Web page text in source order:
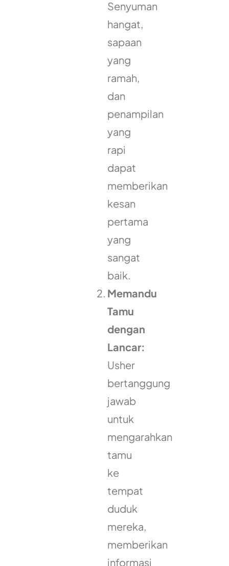
Senyuman
hangat,
sapaan
yang
ramah,
dan
penampilan
yang
rapi
dapat
memberikan
kesan
pertama
yang
sangat
baik.
Memandu
Tamu
dengan
Lancar:
Usher
bertanggung
jawab
untuk
mengarahkan
tamu
ke
tempat
duduk
mereka,
memberikan
informasi